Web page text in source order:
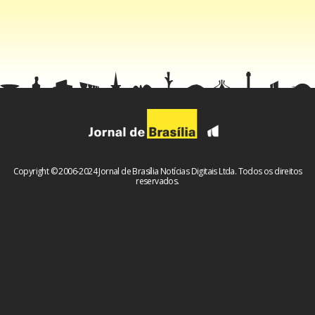
dos Parques. “Reafirmamos nosso compromisso com a
Eventos privados e sem fiscalização
Copyright © 2006-2024 Jornal de Brasília Notícias Digitais Ltda. Todos os direitos
reservados.